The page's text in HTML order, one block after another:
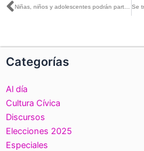
Ant
Categorías
Al día
Cultura Cívica
Discursos
Elecciones 2025
Especiales